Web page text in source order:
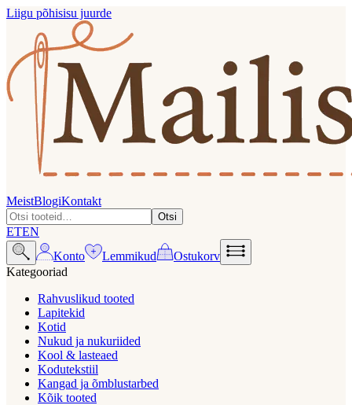
Liigu põhisisu juurde
MeistBlogiKontakt
Otsi
ETEN
Konto
Lemmikud
Ostukorv
Kategooriad
Rahvuslikud tooted
Lapitekid
Kotid
Nukud ja nukuriided
Kool & lasteaed
Kodutekstiil
Kangad ja õmblustarbed
Kõik tooted